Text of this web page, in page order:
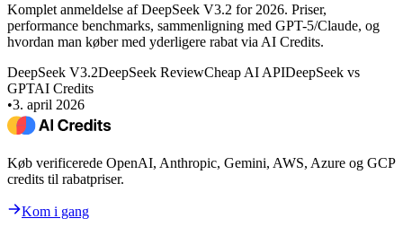
Komplet anmeldelse af DeepSeek V3.2 for 2026. Priser,
performance benchmarks, sammenligning med GPT-5/Claude, og
hvordan man køber med yderligere rabat via AI Credits.
DeepSeek V3.2DeepSeek ReviewCheap AI APIDeepSeek vs
GPTAI Credits
•3. april 2026
Køb verificerede OpenAI, Anthropic, Gemini, AWS, Azure og GCP
credits til rabatpriser.
Kom i gang